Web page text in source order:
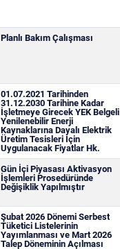
Planlı Bakım Çalışması
01.07.2021 Tarihinden
31.12.2030 Tarihine Kadar
İşletmeye Girecek YEK Belgeli
Yenilenebilir Enerji
Kaynaklarına Dayalı Elektrik
Üretim Tesisleri İçin
Uygulanacak Fiyatlar Hk.
Gün İçi Piyasası Aktivasyon
İşlemleri Prosedüründe
Değişiklik Yapılmıştır
Şubat 2026 Dönemi Serbest
Tüketici Listelerinin
Yayımlanması ve Mart 2026
Talep Döneminin Açılması